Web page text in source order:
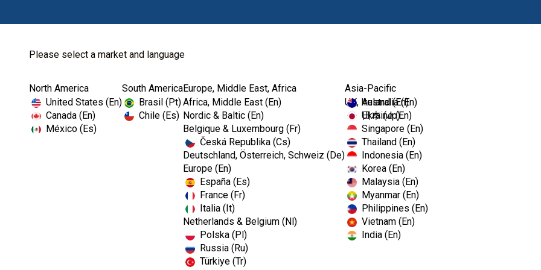
Please select a market and language
North America
United States (En)
Canada (En)
México (Es)
South America
Brasil (Pt)
Chile (Es)
Europe, Middle East, Africa
Africa, Middle East (En)
Nordic & Baltic (En)
Belgique & Luxembourg (Fr)
Česká Republika (Cs)
Deutschland, Österreich, Schweiz (De)
Europe (En)
España (Es)
France (Fr)
Italia (It)
Netherlands & Belgium (Nl)
Polska (Pl)
Russia (Ru)
Türkiye (Tr)
UK, Ireland (En)
Ukraine (En)
Asia-Pacific
Australia (En)
日本 (Jp)
Singapore (En)
Thailand (En)
Indonesia (En)
Korea (En)
Malaysia (En)
Myanmar (En)
Philippines (En)
Vietnam (En)
India (En)
Kerr Restaurations-